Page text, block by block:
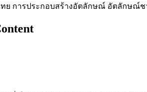
ย การประกอบสร้างอัตลักษณ์ อัตลักษณ์ชาติพั